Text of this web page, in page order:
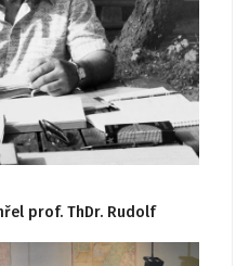
prof. ThDr. Rudolf